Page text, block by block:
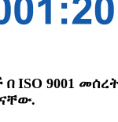
በ ISO 9001